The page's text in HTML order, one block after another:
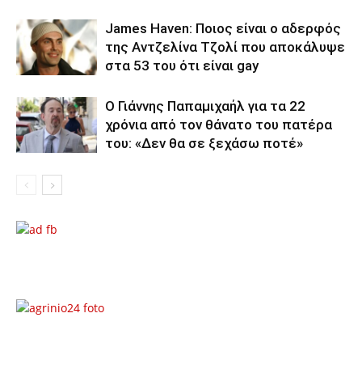
James Haven: Ποιος είναι ο αδερφός
της Αντζελίνα Τζολί που αποκάλυψε
στα 53 του ότι είναι gay
Ο Γιάννης Παπαμιχαήλ για τα 22
χρόνια από τον θάνατο του πατέρα
του: «Δεν θα σε ξεχάσω ποτέ»